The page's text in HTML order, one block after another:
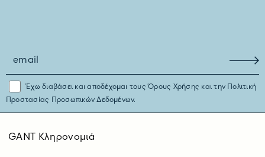
Έχω διαβάσει και αποδέχομαι τουςΌρους Χρήσης και τηνΠολιτική
Προστασίας Προσωπικών Δεδομένων.
GANT Κληρονομιά